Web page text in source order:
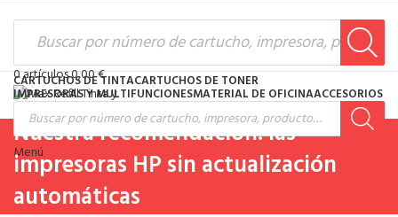
0artículos0,00€
0artículos0,00€
Menú
CARTUCHOS DE TINTACARTUCHOS DE TONER
IMPRESORAS Y MULTIFUNCIONESMATERIAL DE OFICINAACCESORIOS
Nuestra recomendación: las
impresoras HP sin actualización
automáticas